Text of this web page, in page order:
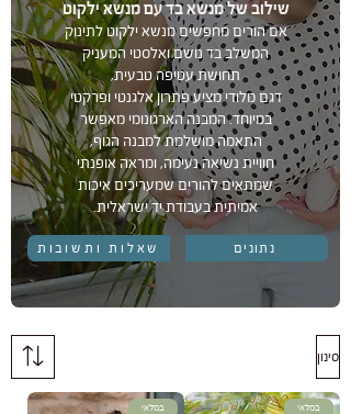
שילוב של מנשא בד עם מנשא ילקוט
אם הורים מחפשים מנשא ילקוט לתינוק
המשלב בד נושם ואלסטי המעניק
תחושת עטיפה טבעית,
דגם מלודי מציע פתרון אלגנטי ופרקטי
במיוחד. המבנה הארגונומי מאפשר
התאמה מושלמת למבנה הגוף,
חוויית נשיאה נעימה, ומראה אופנתי
שמתאים להורים שמעריכים איכות
אמיתית בעבודת יד ישראלית.
שאלות ותשובות נתונים
סינון
במלאי במלאי